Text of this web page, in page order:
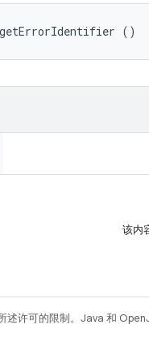
getErrorIdentifier ()
该内
述许可的限制。Java 和